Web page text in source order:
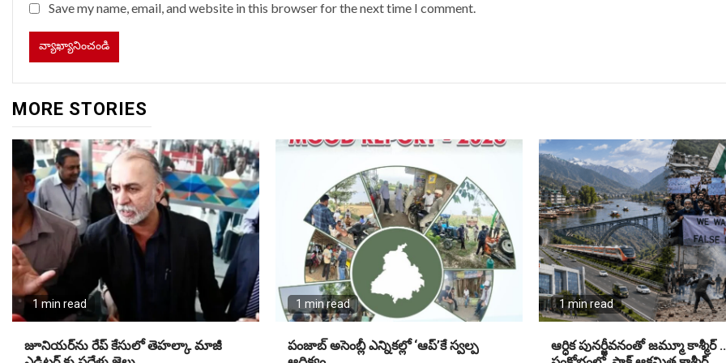
Save my name, email, and website in this browser for the next time I comment.
MORE STORIES
1 min read
జూనియ‌ర్‌ను రేప్ కేసులో తెహ‌ల్కా మాజీ
1 min read
పంజాబ్ అసెంబ్లీ ఎన్నికల్లో ‘ఆప్’కే స్వల్ప
1 min read
ఆర్ధిక పునర్జీవనంతో జమ్మూ కాశ్మీర్ ..